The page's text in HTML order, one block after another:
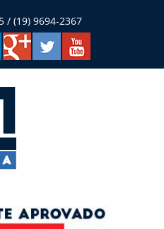
/ (19) 9694-2367